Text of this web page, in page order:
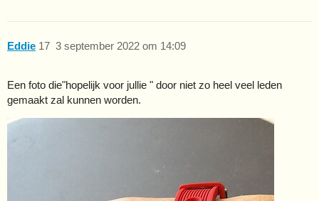
Eddie 3 september 2022 om 14:09
17
Een foto die"hopelijk voor jullie " door niet zo heel veel leden
gemaakt zal kunnen worden.